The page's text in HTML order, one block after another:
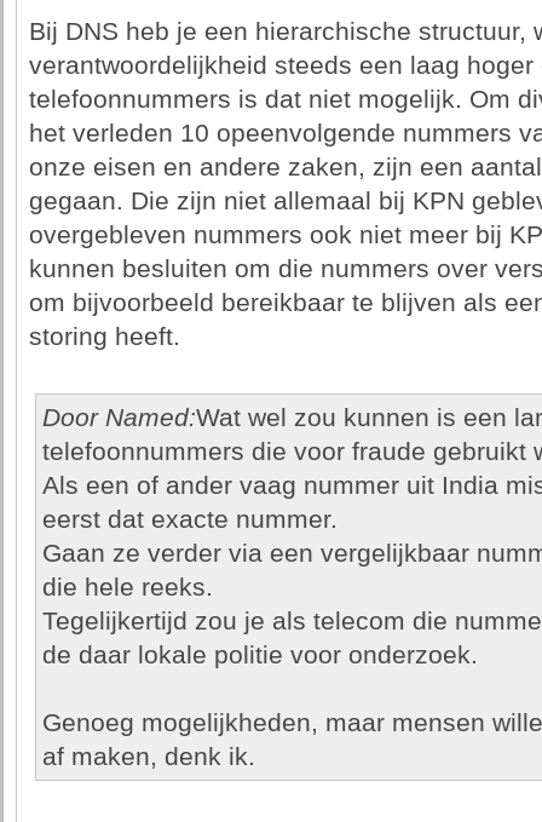
Bij DNS heb je een hierarchische structuur,
verantwoordelijkheid steeds een laag
telefoonnummers is dat niet mogelijk. Om
het verleden 10 opeenvolgende nummers
onze eisen en andere zaken, zijn een
gegaan. Die zijn niet allemaal bij KPN
overgebleven nummers ook niet meer bij
kunnen besluiten om die nummers over
om bijvoorbeeld bereikbaar te blijven als
storing heeft.
Door Named:Wat wel zou kunnen is een
telefoonnummers die voor fraude gebruikt
Als een of ander vaag nummer uit India
eerst dat exacte nummer.
Gaan ze verder via een vergelijkbaar
die hele reeks.
Tegelijkertijd zou je als telecom die
de daar lokale politie voor onderzoek.
Genoeg mogelijkheden, maar mensen
af maken, denk ik.